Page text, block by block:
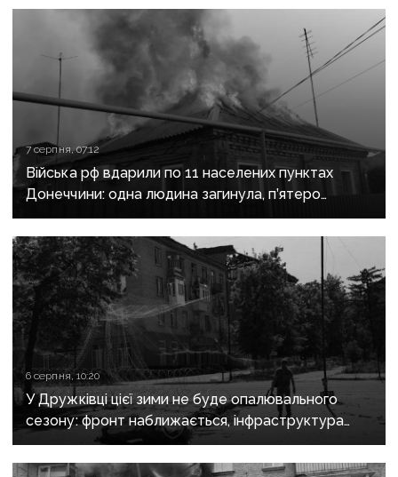
7 серпня, 07:12
Війська рф вдарили по 11 населених пунктах
Донеччини: одна людина загинула, п’ятеро
поранені
6 серпня, 10:20
У Дружківці цієї зими не буде опалювального
сезону: фронт наближається, інфраструктура
критично зруйнована